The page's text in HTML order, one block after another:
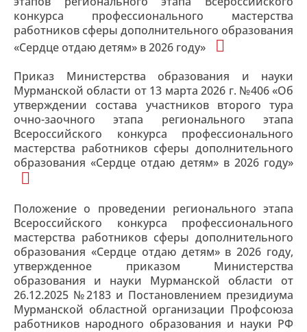
конкурса профессионального мастерства
работников сферы дополнительного образования
«Сердце отдаю детям» в 2026 году»
Приказ Министерства образования и науки
Мурманской области от 13 марта 2026 г. №406 «Об
утверждении состава участников второго тура
очно-заочного этапа регионального этапа
Всероссийского конкурса профессионального
мастерства работников сферы дополнительного
образования «Сердце отдаю детям» в 2026 году»
Положение о проведении регионального этапа
Всероссийского конкурса профессионального
мастерства работников сферы дополнительного
образования «Сердце отдаю детям» в 2026 году,
утвержденное приказом Министерства
образования и науки Мурманской области от
26.12.2025 №2183 и Постановлением президиума
Мурманской областной организации Профсоюза
работников народного образования и науки РФ